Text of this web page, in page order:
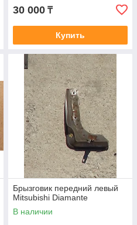
30 000 ₸
Купить
Брызговик передний левый
Mitsubishi Diamante
В наличии